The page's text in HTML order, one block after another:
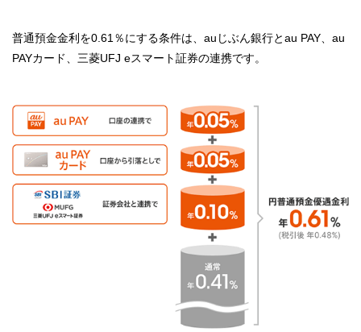
普通預金金利を0.61％にする条件は、auじぶん銀行とau PAY、au
PAYカード、三菱UFJ eスマート証券の連携です。